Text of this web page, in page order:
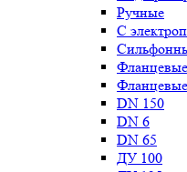
Ручные
С
Фланцевые
DN 150
DN 6
DN 65
ДУ 100